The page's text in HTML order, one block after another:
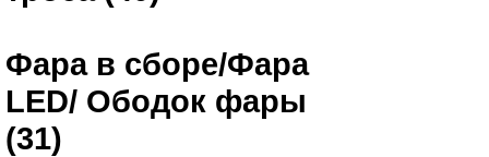
Фара в сборе/Фара
LED/ Ободок фары
(31)